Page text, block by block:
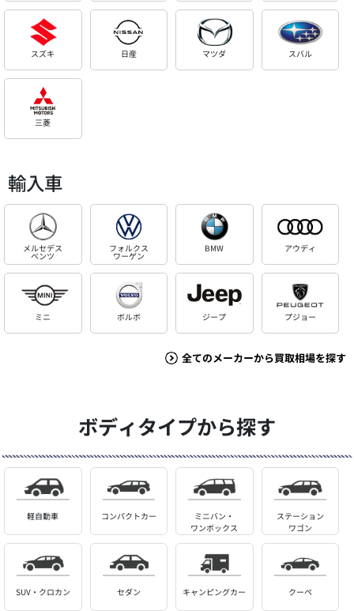
スズキ 日産 マツダ スバル
三菱
輸入車
メルセデス
ベンツ
フォルクス
ワーゲン
BMW アウディ
ミニ ボルボ ジープ プジョー
全てのメーカーから買取相場を探す
ボディタイプから探す
軽自動車 コンパクトカー
ミニバン・
ワンボックス
ステーション
ワゴン
SUV・クロカン セダン キャンピングカー クーペ